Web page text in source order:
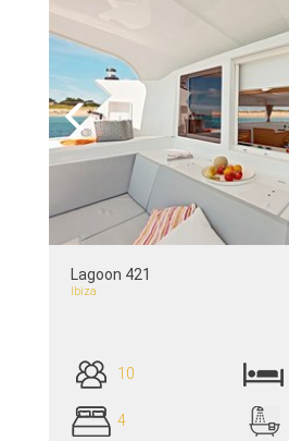
Previous
Lagoon 421
Ibiza
10
4